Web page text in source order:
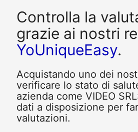
Controlla la
grazie ai nostri
YoUniqueEasy.
Acquistando uno dei
verificare lo stato di
azienda come VIDEO
dati a disposizione per
valutazioni.